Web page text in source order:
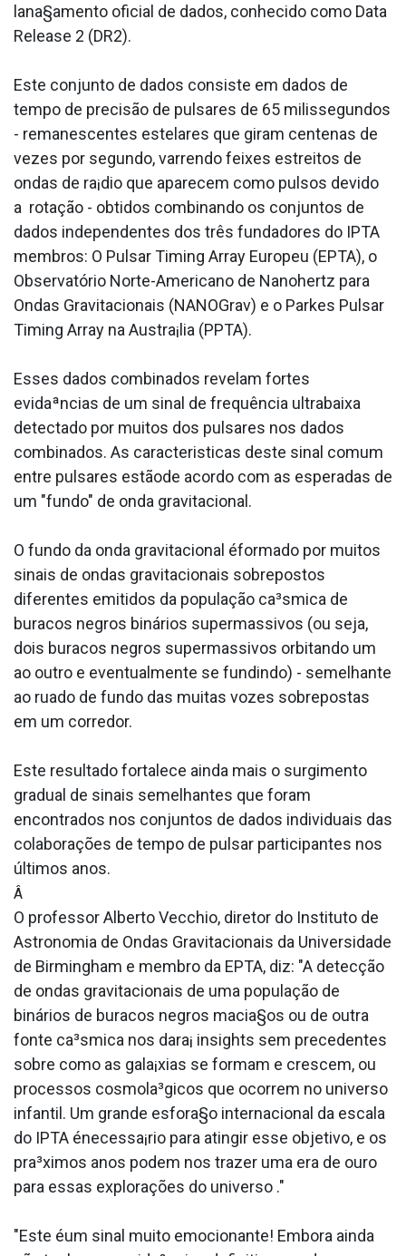
lana§amento oficial de dados, conhecido como Data
Release 2 (DR2).
Este conjunto de dados consiste em dados de
tempo de precisão de pulsares de 65 milissegundos
- remanescentes estelares que giram centenas de
vezes por segundo, varrendo feixes estreitos de
ondas de ra¡dio que aparecem como pulsos devido
a rotação - obtidos combinando os conjuntos de
dados independentes dos três fundadores do IPTA
membros: O Pulsar Timing Array Europeu (EPTA), o
Observatório Norte-Americano de Nanohertz para
Ondas Gravitacionais (NANOGrav) e o Parkes Pulsar
Timing Array na Austra¡lia (PPTA).
Esses dados combinados revelam fortes
evidaªncias de um sinal de frequência ultrabaixa
detectado por muitos dos pulsares nos dados
combinados. As caracteri­sticas deste sinal comum
entre pulsares estãode acordo com as esperadas de
um "fundo" de onda gravitacional.
O fundo da onda gravitacional éformado por muitos
sinais de ondas gravitacionais sobrepostos
diferentes emitidos da população ca³smica de
buracos negros binários supermassivos (ou seja,
dois buracos negros supermassivos orbitando um
ao outro e eventualmente se fundindo) - semelhante
ao rua­do de fundo das muitas vozes sobrepostas
em um corredor.
Este resultado fortalece ainda mais o surgimento
gradual de sinais semelhantes que foram
encontrados nos conjuntos de dados individuais das
colaborações de tempo de pulsar participantes nos
últimos anos.
Â
O professor Alberto Vecchio, diretor do Instituto de
Astronomia de Ondas Gravitacionais da Universidade
de Birmingham e membro da EPTA, diz: "A detecção
de ondas gravitacionais de uma população de
binários de buracos negros macia§os ou de outra
fonte ca³smica nos dara¡ insights sem precedentes
sobre como as gala¡xias se formam e crescem, ou
processos cosmola³gicos que ocorrem no universo
infantil. Um grande esfora§o internacional da escala
do IPTA énecessa¡rio para atingir esse objetivo, e os
pra³ximos anos podem nos trazer uma era de ouro
para essas explorações do universo ."
"Este éum sinal muito emocionante! Embora ainda